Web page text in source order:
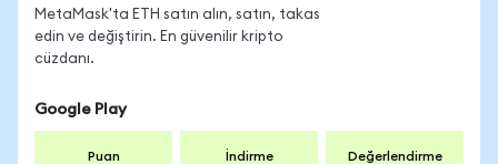
MetaMask'ta ETH satın alın, satın, takas
edin ve değiştirin. En güvenilir kripto
cüzdanı.
Google Play
Puan İndirme Değerlendirme